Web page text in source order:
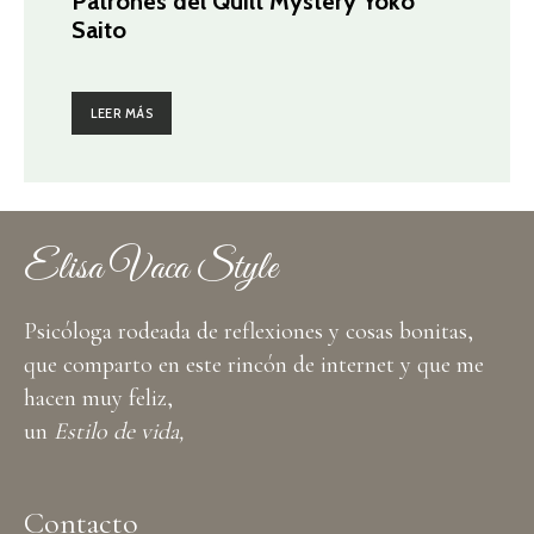
Saito
LEER MÁS
Elisa Vaca Style
Psicóloga rodeada de reflexiones y cosas bonitas,
que comparto en este rincón de internet y que me
hacen muy feliz,
un Estilo de vida,
Contacto